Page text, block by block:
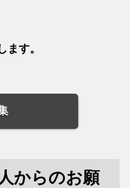
ます。
からのお願